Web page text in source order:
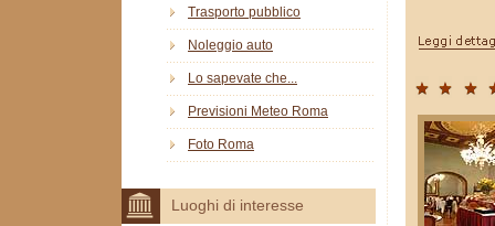
Trasporto pubblico
Noleggio auto
Lo sapevate che...
Previsioni Meteo Roma
Foto Roma
Luoghi di interesse